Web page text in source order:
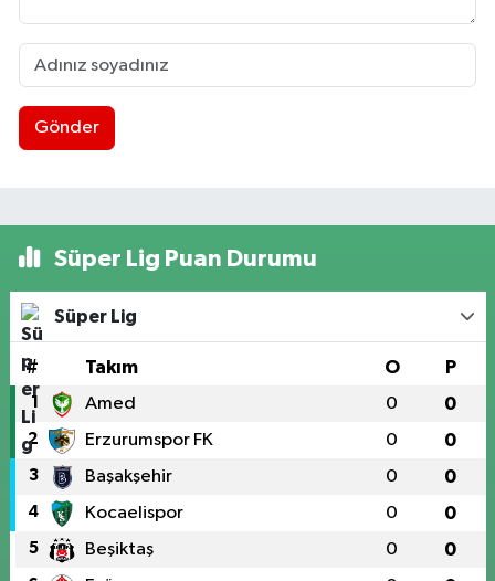
Gönder
Süper Lig Puan Durumu
Süper Lig
# Takım O P
1 Amed 0 0
2 Erzurumspor FK 0 0
3 Başakşehir 0 0
4 Kocaelispor 0 0
5 Beşiktaş 0 0